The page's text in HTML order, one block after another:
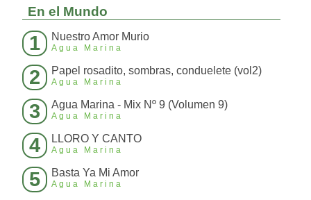
En el Mundo
1 Nuestro Amor Murio
Agua Marina
2 Papel rosadito, sombras, conduelete (vol2)
Agua Marina
3 Agua Marina - Mix Nº 9 (Volumen 9)
Agua Marina
4 LLORO Y CANTO
Agua Marina
5 Basta Ya Mi Amor
Agua Marina